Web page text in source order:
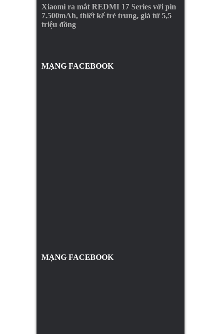
Xiaomi ra mắt REDMI 17 Series với pin
7.500mAh, thiết kế trẻ trung, giá từ 5,5
triệu đồng
MẠNG FACEBOOK
MẠNG FACEBOOK